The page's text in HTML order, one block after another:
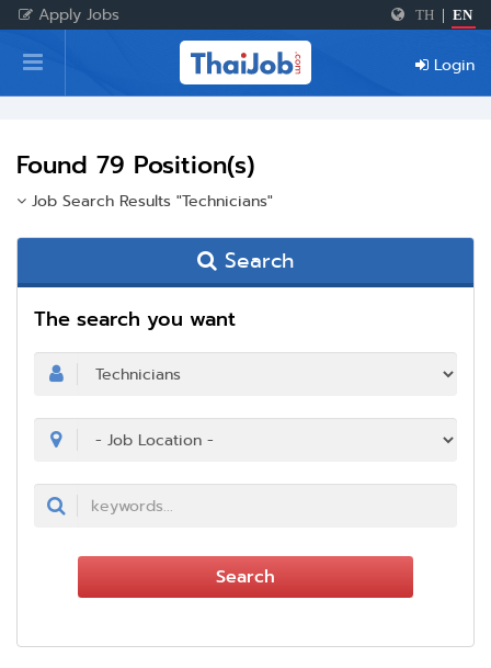
Apply Jobs TH EN
Home
Login Login
Found 79 Position(s)
Job Search Results "Technicians"
Search
The search you want
Search